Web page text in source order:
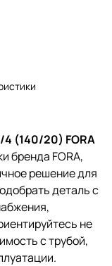
(140/20) FORA
бренда FORA,
решение для
деталь с
не
с трубой,